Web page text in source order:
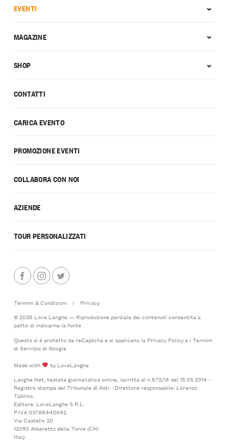
CONTATTI
CARICA EVENTO
PROMOZIONE EVENTI
COLLABORA CON NOI
AZIENDE
TOUR PERSONALIZZATI
EVENTI
MAGAZINE
SHOP
Termini & Condizioni |
Privacy
© 2026 Love Langhe — Riproduzione parziale dei contenuti consentita a
patto di indicarne la fonte
Questo si è protetto da reCaptcha e si applicano la Privacy Policye i Termini
di Serviziodi Google
Made with
by LoveLanghe
Langhe.Net, testata giornalistica online, iscritta al n.672/14 del 15.05.2014 -
Registro stampa del Tribunale di Asti - Direttore responsabile: Lorenzo
Tablino.
Editore: LoveLanghe S.R.L.
P.IVA 03796440042
Via Castello 20
12050 Albaretto della Torre (CN)
Italy